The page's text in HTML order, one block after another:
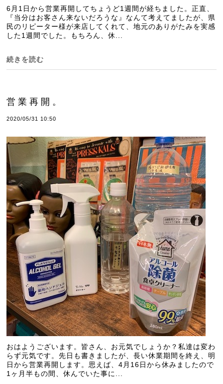
6月1日から営業再開してちょうど1週間が経ちました。正直、
『当分はお客さん来ないだろうな』なんて考えてましたが、県
民のリピーター様が来店してくれて、地元のありがたみを実感
した1週間でした。もちろん、休...
続きを読む
営業再開。
2020/05/31 10:50
おはようございます。皆さん、お元気でしょうか？私達は変わ
らず元気です。先日も書きましたが、長い休業期間を終え、明
日から営業再開します。思えば、4月16日から休みましたので
1ヶ月半もの間、休んでいた事に...